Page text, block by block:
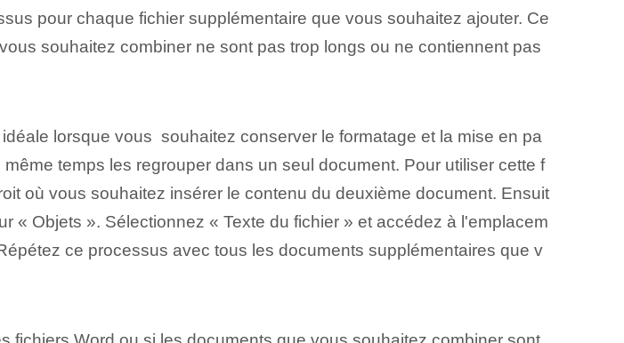
pour chaque fichier supplémentaire que vous souhaitez ajouter. Ce
souhaitez combiner ne sont pas trop longs⁣ ou ne contiennent pas
lorsque vous ⁤ souhaitez conserver le formatage et la mise en pa
temps les regrouper dans ⁣un seul document. Pour utiliser cette f
où vous souhaitez insérer le contenu du deuxième document. Ensuit
« Objets ».⁤ Sélectionnez « Texte du ‌fichier » et​ accédez à​ l'emplacem
ce processus avec tous les documents supplémentaires que v